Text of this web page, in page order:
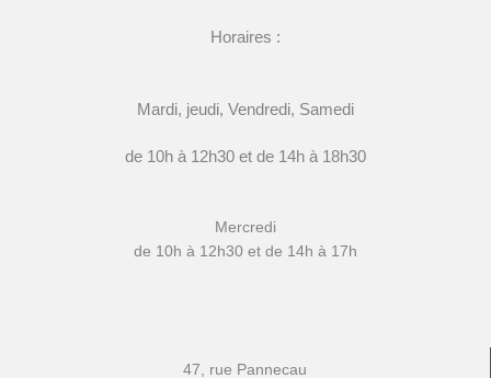
Horaires :
Mardi, jeudi, Vendredi, Samedi
de 10h à 12h30 et de 14h à 18h30
Mercredi
de 10h à 12h30 et de 14h à 17h
47, rue Pannecau